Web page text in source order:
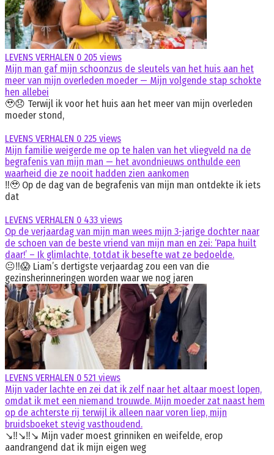
LEVENS VERHALEN 0 205 views
Mijn man gaf mijn schoonzus de sleutels van het huis aan het
meer van mijn overleden moeder — Mijn volgende stap schokte
hen allebei
🥹😞 Terwijl ik voor het huis aan het meer van mijn overleden
moeder stond,
LEVENS VERHALEN 0 225 views
Mijn familie weigerde me op te halen van het vliegveld na de
begrafenis van mijn man — het avondnieuws onthulde een
waarheid die ze nooit hadden zien aankomen
‼️🥹 Op de dag van de begrafenis van mijn man ontdekte ik iets
dat
LEVENS VERHALEN 0 433 views
Op de verjaardag van mijn man wees mijn 3-jarige dochter naar
de schoen van de beste vriend van mijn man en zei: ‘Papa huilt
daar!’ – Ik glimlachte, totdat ik besefte wat ze bedoelde.
😐‼️😱 Liam’s dertigste verjaardag zou een van die
gezinsherinneringen worden waar we nog jaren
LEVENS VERHALEN 0 521 views
Mijn vader lachte en zei dat ik zelf naar het altaar moest lopen,
omdat ik met een niemand trouwde. Mijn moeder zat naast hem
op de achterste rij terwijl ik alleen naar voren liep, mijn
bruidsboeket stevig vasthoudend.
↘️‼️↘️‼️↘️ Mijn vader moest grinniken en weifelde, erop
aandrangend dat ik mijn eigen weg